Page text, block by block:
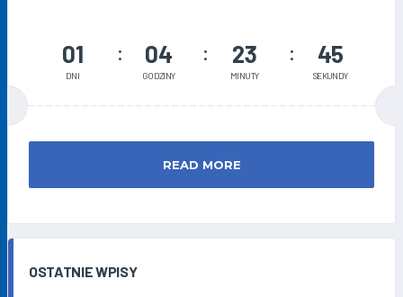
01
DNI
04
GODZINY
23
MINUTY
44
SEKUNDY
READ MORE
OSTATNIE WPISY